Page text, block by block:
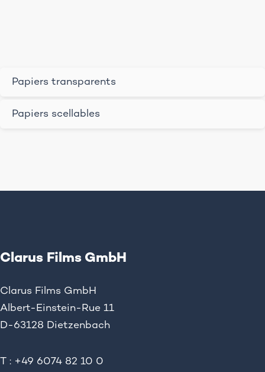
Papiers transparents
Papiers scellables
Clarus Films GmbH
Clarus Films GmbH
Albert-Einstein-Rue 11
D-63128 Dietzenbach
T : +49 6074 82 10 0